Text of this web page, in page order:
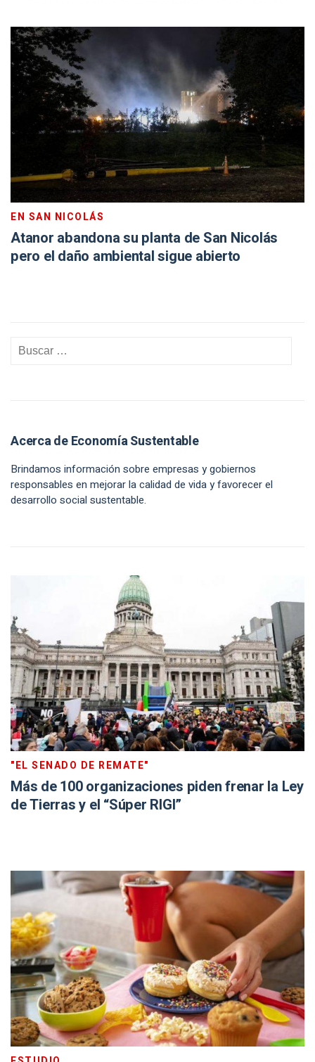
EN SAN NICOLÁS
Atanor abandona su planta de San Nicolás
pero el daño ambiental sigue abierto
Acerca de Economía Sustentable
Brindamos información sobre empresas y gobiernos
responsables en mejorar la calidad de vida y favorecer el
desarrollo social sustentable.
"EL SENADO DE REMATE"
Más de 100 organizaciones piden frenar la Ley
de Tierras y el “Súper RIGI”